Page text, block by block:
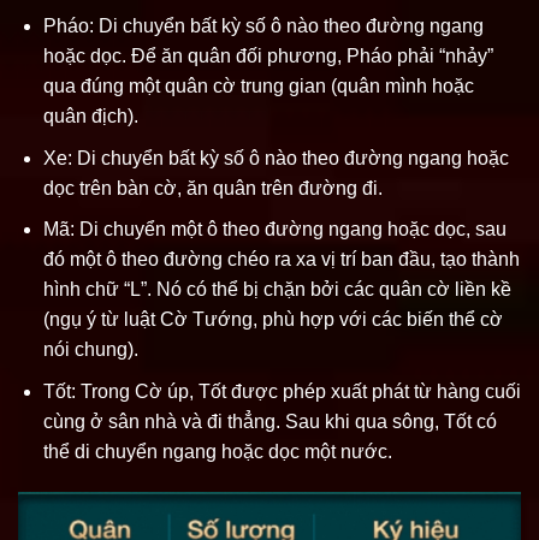
Pháo: Di chuyển bất kỳ số ô nào theo đường ngang
hoặc dọc. Để ăn quân đối phương, Pháo phải “nhảy”
qua đúng một quân cờ trung gian (quân mình hoặc
quân địch).
Xe: Di chuyển bất kỳ số ô nào theo đường ngang hoặc
dọc trên bàn cờ, ăn quân trên đường đi.
Mã: Di chuyển một ô theo đường ngang hoặc dọc, sau
đó một ô theo đường chéo ra xa vị trí ban đầu, tạo thành
hình chữ “L”. Nó có thể bị chặn bởi các quân cờ liền kề
(ngụ ý từ luật Cờ Tướng, phù hợp với các biến thể cờ
nói chung).
Tốt: Trong Cờ úp, Tốt được phép xuất phát từ hàng cuối
cùng ở sân nhà và đi thẳng. Sau khi qua sông, Tốt có
thể di chuyển ngang hoặc dọc một nước.